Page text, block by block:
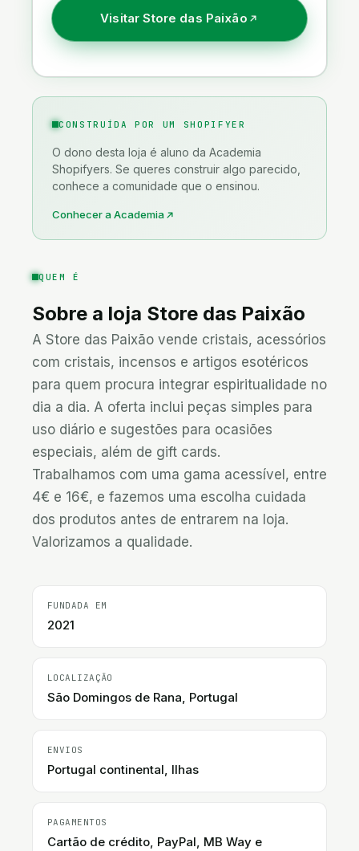
Saúde, Bem-estar & Espiritualidade
Tecnologia & Gadgets
QUEM É
Sobre a loja Store das Paixão
A Store das Paixão vende cristais, acessórios
com cristais, incensos e artigos esotéricos
para quem procura integrar espiritualidade no
dia a dia. A oferta inclui peças simples para
uso diário e sugestões para ocasiões
especiais, além de gift cards.
Trabalhamos com uma gama acessível, entre
4€ e 16€, e fazemos uma escolha cuidada
dos produtos antes de entrarem na loja.
Valorizamos a qualidade.
VisitarStore das Paixão
CONSTRUÍDA POR UM SHOPIFYER
O dono desta loja é aluno da Academia
Shopifyers. Se queres construir algo parecido,
conhece a comunidade que o ensinou.
Conhecer a Academia
FUNDADA EM
2021
LOCALIZAÇÃO
São Domingos de Rana, Portugal
ENVIOS
Portugal continental, Ilhas
PAGAMENTOS
Cartão de crédito, PayPal, MB Way e